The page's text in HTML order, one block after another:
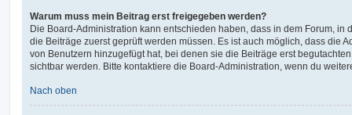
Warum muss mein Beitrag erst freigegeben werden?
Die Board-Administration kann entschieden haben, dass in dem Forum, in
die Beiträge zuerst geprüft werden müssen. Es ist auch möglich, dass die
von Benutzern hinzugefügt hat, bei denen sie die Beiträge erst
sichtbar werden. Bitte kontaktiere die Board-Administration, wenn du
Nach oben